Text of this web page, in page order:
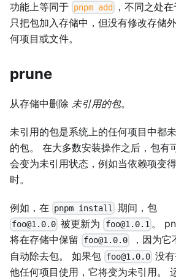
功能上等同于 pnpm add
，不同之处在
只把包加入存储中，但没有修改存储
何项目或文件。
prune
从存储中删除 未引用的包。
未引用的包是系统上的任何项目中都
的包。 在大多数安装操作之后，包有
会变为未引用状态，例如当依赖项变
时。
例如，在 pnpm install 期间，包
foo@1.0.0 被更新为 foo@1.0.1。
将在存储中保留
foo@1.0.0
，因为它
自动除去包。 如果包 foo@1.0.0 没
他任何项目使用，它将变为未引用。